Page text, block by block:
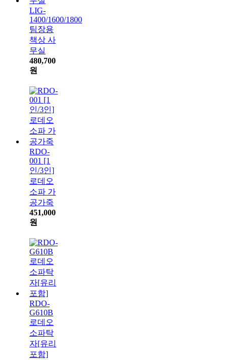
LIG-
1400/1600/1800
팀장용
책상 사
무실
480,700
원
RDO-
001 [1
인/3인]
로데오
소파 가
공가죽
451,000
원
RDO-
G610B
로데오
소파탁
자[유리
포함]